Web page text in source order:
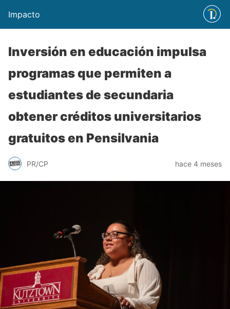
Impacto
Inversión en educación impulsa
programas que permiten a
estudiantes de secundaria
obtener créditos universitarios
gratuitos en Pensilvania
PR/CP hace 4 meses